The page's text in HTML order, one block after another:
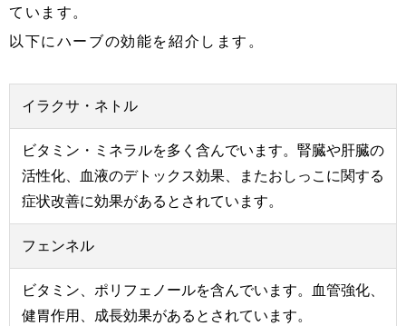
ています。
以下にハーブの効能を紹介します。
イラクサ・ネトル
ビタミン・ミネラルを多く含んでいます。腎臓や肝臓の
活性化、血液のデトックス効果、またおしっこに関する
症状改善に効果があるとされています。
フェンネル
ビタミン、ポリフェノールを含んでいます。血管強化、
健胃作用、成長効果があるとされています。